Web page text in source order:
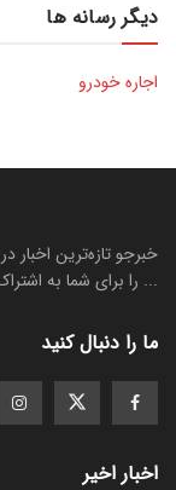
دیگر رسانه ها
اجاره خودرو
خبرجو تازه‌ترین اخبار
... را برای شما به
ما را دنبال کنید
اخبار اخیر